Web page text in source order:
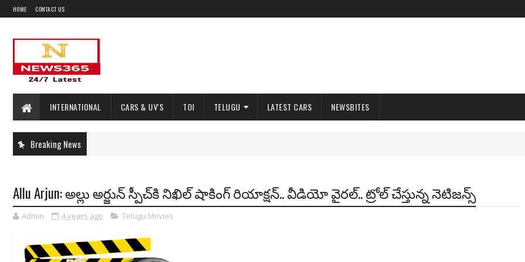
HOME CONTACT US
INTERNATIONAL CARS & UV'S TOI TELUGU LATEST CARS NEWSBITES
Breaking News
Allu Arjun: అల్లు అర్జున్ స్పీచ్‌కి నిఖిల్ షాకింగ్ రియాక్షన్.. వీడియో వైరల్.. ట్రోల్ చేస్తున్న నెటిజన్స్
Admin 4 years ago Telugu Movies